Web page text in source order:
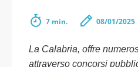
7 min. 08/01/2025
La Calabria, offre
attraverso concorsi